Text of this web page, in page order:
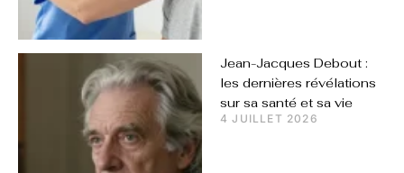
Jean-Jacques Debout :
les dernières révélations
sur sa santé et sa vie
4 JUILLET 2026